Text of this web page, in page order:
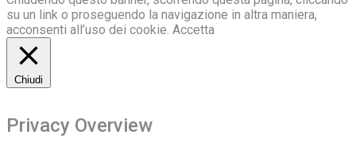
su un link o proseguendo la navigazione in altra maniera,
acconsenti all’uso dei cookie. Accetta
Chiudi
Privacy Overview